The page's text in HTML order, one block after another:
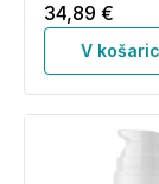
34,89 €
V